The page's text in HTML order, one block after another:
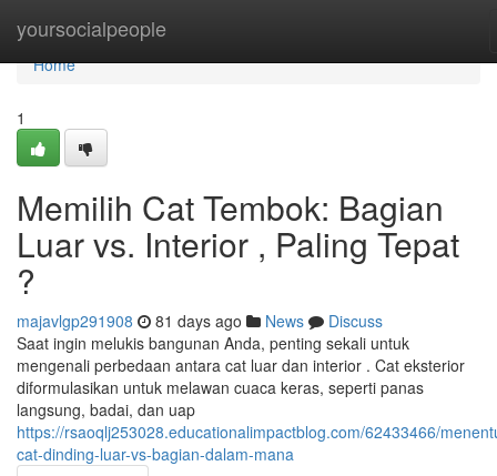
yoursocialpeople
Home
Home
1
Memilih Cat Tembok: Bagian
Luar vs. Interior , Paling Tepat
?
majavlgp291908 81 days ago News
Discuss
Saat ingin melukis bangunan Anda, penting sekali untuk
mengenali perbedaan antara cat luar dan interior . Cat eksterior
diformulasikan untuk melawan cuaca keras, seperti panas
langsung, badai, dan uap
https://rsaoqlj253028.educationalimpactblog.com/62433466/
cat-dinding-luar-vs-bagian-dalam-mana